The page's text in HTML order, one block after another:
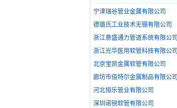
宁津瑞谷管业金属有限公司
德璐氏工业技术无锡有限公司
浙江意盛通力管道系统有限公司
浙江光华医用软管科技有限公司
北京宝凯金属软管有限公司
廊坊市佰特尔金属制品有限公司
河北恒乐管业有限公司
深圳诺锐软管有限公司